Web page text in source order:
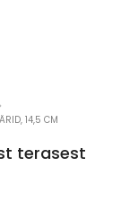
14,5 CM
terasest